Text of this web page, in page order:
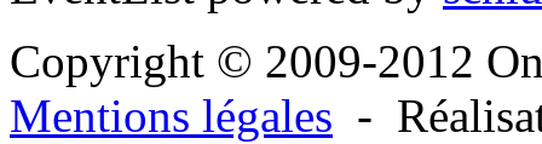
Copyright © 2009-2012
Mentions légales -